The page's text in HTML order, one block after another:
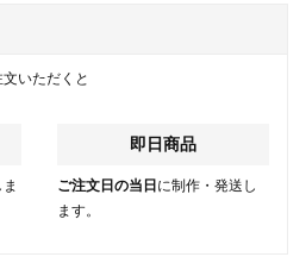
いただくと
即日商品
ご注文日の当日 に制作・発送し
ます。